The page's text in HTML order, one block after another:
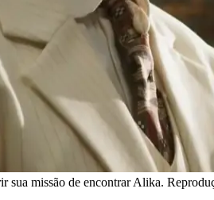
sua missão de encontrar Alika.